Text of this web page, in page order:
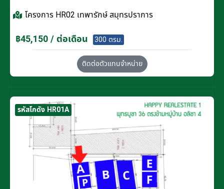
โครงการ HR02 เทพารักษ์ สมุทรปราการ
฿45,150 / ต่อเดือน 300 ตรม.
ติดต่อตัวแทนจำหน่าย
รหัสโกดัง HR01A